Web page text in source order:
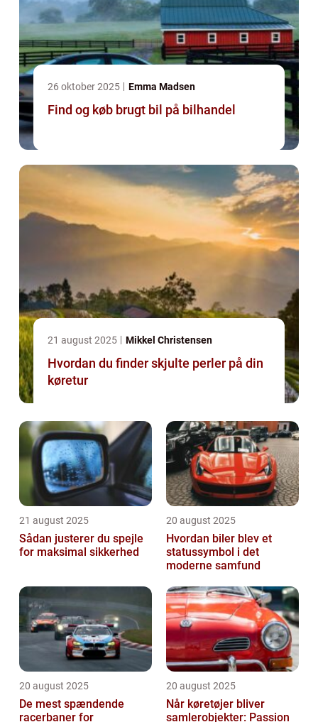
26 oktober 2025 Emma Madsen
Find og køb brugt bil på bilhandel
21 august 2025 Mikkel Christensen
Hvordan du finder skjulte perler på din
køretur
21 august 2025
Sådan justerer du spejle
for maksimal sikkerhed
20 august 2025
Hvordan biler blev et
statussymbol i det
moderne samfund
20 august 2025
De mest spændende
racerbaner for
20 august 2025
Når køretøjer bliver
samlerobjekter: Passion